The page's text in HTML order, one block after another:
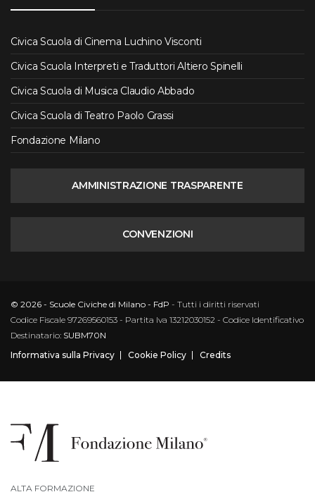
Civica Scuola di Cinema Luchino Visconti
Civica Scuola Interpreti e Traduttori Altiero Spinelli
Civica Scuola di Musica Claudio Abbado
Civica Scuola di Teatro Paolo Grassi
Fondazione Milano
AMMINISTRAZIONE TRASPARENTE
CONVENZIONI
© 2026 - Scuole Civiche di Milano - FdP - Tutti i diritti riservati
Codice Fiscale 97269560153 - Partita Iva 13212030152 - Codice Identificativo
Destinatario: SUBM70N
Informativa sulla Privacy
Cookie Policy Credits
ALTA FORMAZIONE